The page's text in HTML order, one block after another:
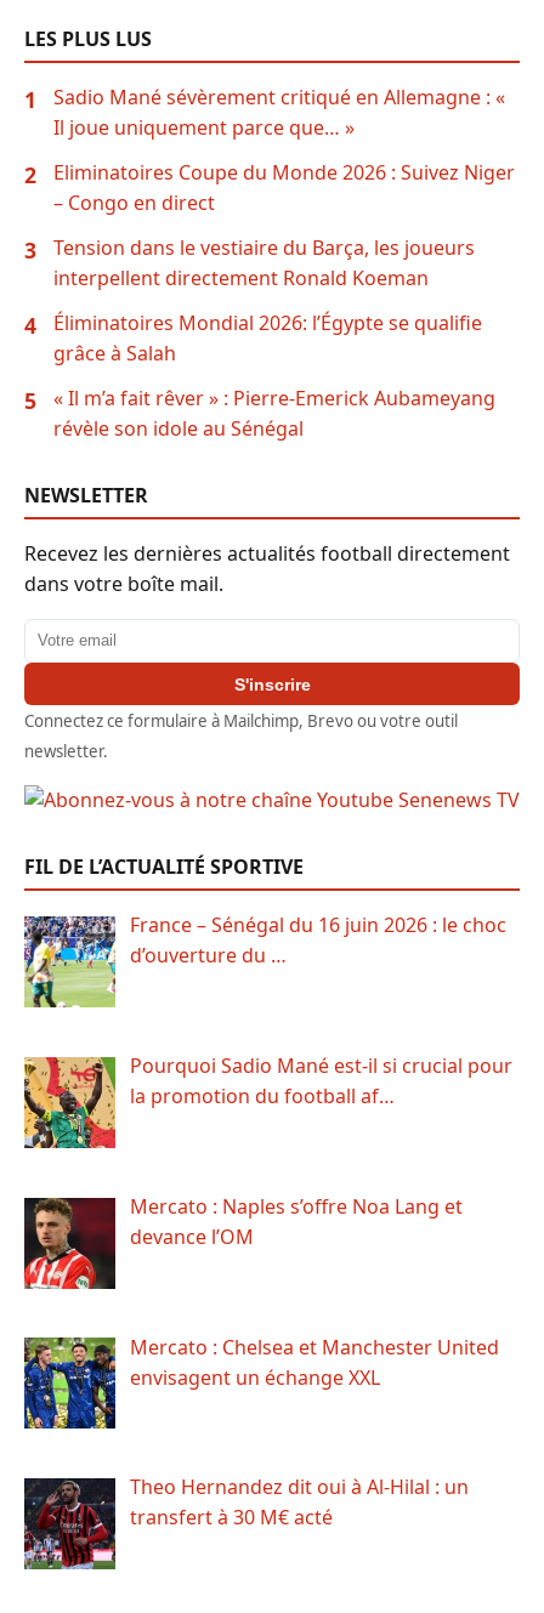
LES PLUS LUS
1
Sadio Mané sévèrement critiqué en Allemagne : «
Il joue uniquement parce que… »
2
Eliminatoires Coupe du Monde 2026 : Suivez Niger
– Congo en direct
3
Tension dans le vestiaire du Barça, les joueurs
interpellent directement Ronald Koeman
4
Éliminatoires Mondial 2026: l’Égypte se qualifie
grâce à Salah
5
« Il m’a fait rêver » : Pierre-Emerick Aubameyang
révèle son idole au Sénégal
NEWSLETTER
Recevez les dernières actualités football directement
dans votre boîte mail.
Adresse email
S'inscrire
Connectez ce formulaire à Mailchimp, Brevo ou votre outil
newsletter.
FIL DE L’ACTUALITÉ SPORTIVE
France – Sénégal du 16 juin 2026 : le choc
d’ouverture du …
Pourquoi Sadio Mané est-il si crucial pour
la promotion du football af…
Mercato : Naples s’offre Noa Lang et
devance l’OM
Mercato : Chelsea et Manchester United
envisagent un échange XXL
Theo Hernandez dit oui à Al-Hilal : un
transfert à 30 M€ acté